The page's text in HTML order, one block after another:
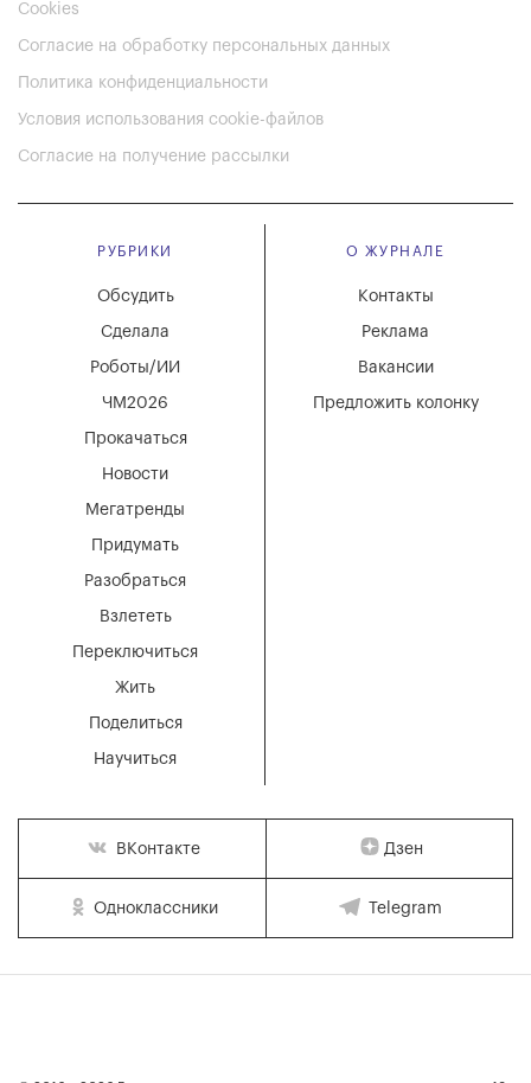
Cookies
Согласие на обработку персональных данных
Политика конфиденциальности
Условия использования cookie-файлов
Согласие на получение рассылки
РУБРИКИ
Мегатренды
Придумать
Разобраться
Взлететь
Новости
Переключиться
Жить
Поделиться
Научиться
Обсудить
Сделала
Роботы/ИИ
ЧМ2026
Прокачаться
О ЖУРНАЛЕ
Вакансии
Реклама
Контакты
Предложить колонку
ВКонтакте Дзен
Одноклассники Telegram